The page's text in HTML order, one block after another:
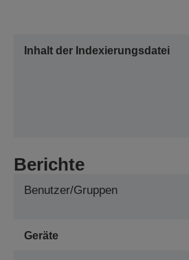
Inhalt der Indexierungsdatei
Berichte
Benutzer/Gruppen
Geräte